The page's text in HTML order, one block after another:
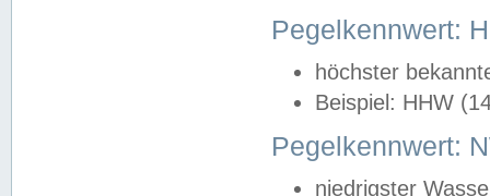
Pegelkennwert:
höchster
Beispiel: HHW
Pegelkennwert:
niedrigster